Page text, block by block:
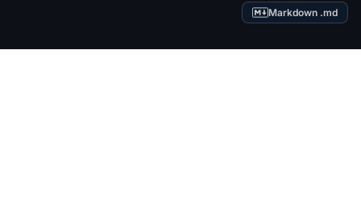
Markdown .md